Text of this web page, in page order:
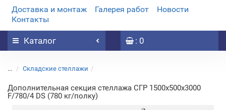
Доставка и монтаж Галерея работ
Новости
Контакты
Каталог : 0
... Складские стеллажи
Дополнительная секция стеллажа СГР 1500х500х3000
F/780/4 DS (780 кг/полку)